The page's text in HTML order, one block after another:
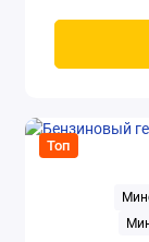
Тип:
Топ